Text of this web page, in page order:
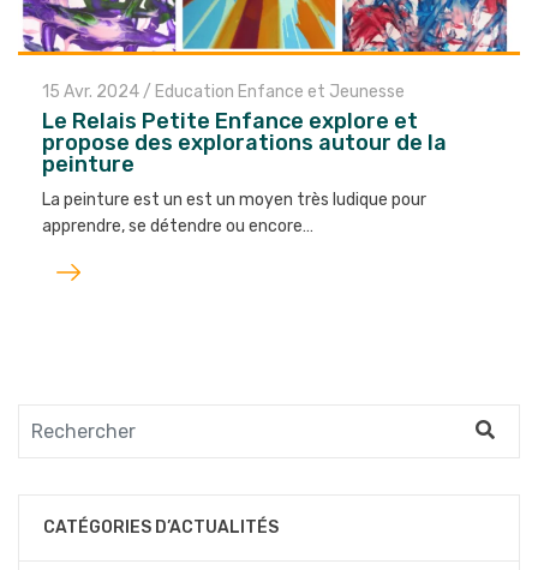
15 Avr. 2024 / Education Enfance et Jeunesse
Le Relais Petite Enfance explore et
propose des explorations autour de la
peinture
La peinture est un est un moyen très ludique pour
apprendre, se détendre ou encore…
Lire
l'article
CATÉGORIES D’ACTUALITÉS